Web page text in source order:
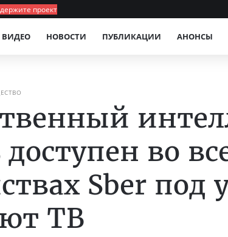
проект
ВИДЕО НОВОСТИ ПУБЛИКАЦИИ АНОНСЫ
доступен во
Sber под
ТВ